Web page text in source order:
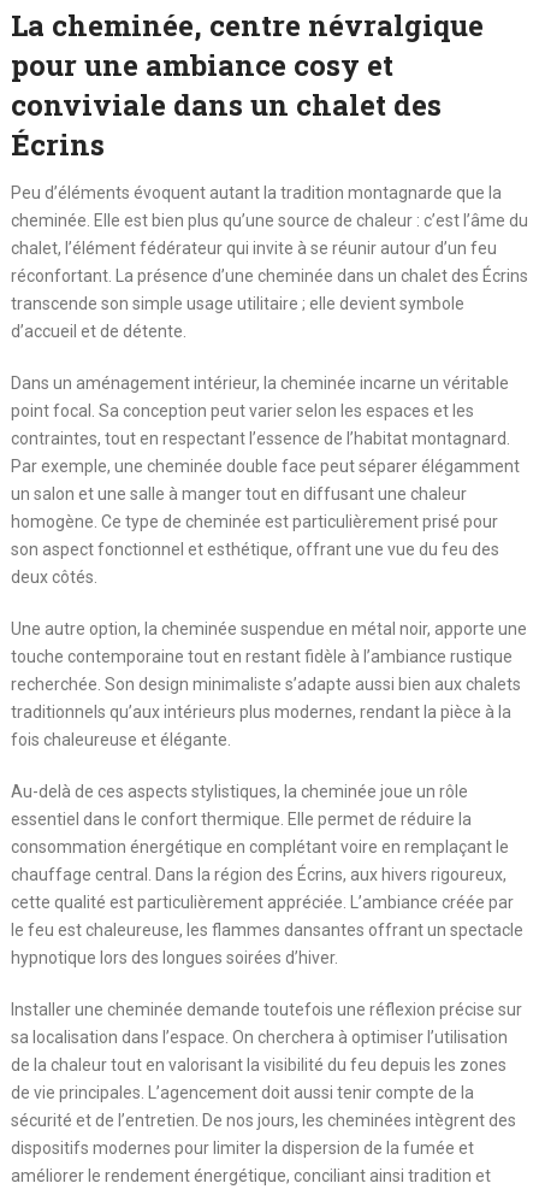
La cheminée, centre névralgique
pour une ambiance cosy et
conviviale dans un chalet des
Écrins
Peu d’éléments évoquent autant la tradition montagnarde que la
cheminée. Elle est bien plus qu’une source de chaleur : c’est l’âme du
chalet, l’élément fédérateur qui invite à se réunir autour d’un feu
réconfortant. La présence d’une cheminée dans un chalet des Écrins
transcende son simple usage utilitaire ; elle devient symbole
d’accueil et de détente.
Dans un aménagement intérieur, la cheminée incarne un véritable
point focal. Sa conception peut varier selon les espaces et les
contraintes, tout en respectant l’essence de l’habitat montagnard.
Par exemple, une cheminée double face peut séparer élégamment
un salon et une salle à manger tout en diffusant une chaleur
homogène. Ce type de cheminée est particulièrement prisé pour
son aspect fonctionnel et esthétique, offrant une vue du feu des
deux côtés.
Une autre option, la cheminée suspendue en métal noir, apporte une
touche contemporaine tout en restant fidèle à l’ambiance rustique
recherchée. Son design minimaliste s’adapte aussi bien aux chalets
traditionnels qu’aux intérieurs plus modernes, rendant la pièce à la
fois chaleureuse et élégante.
Au-delà de ces aspects stylistiques, la cheminée joue un rôle
essentiel dans le confort thermique. Elle permet de réduire la
consommation énergétique en complétant voire en remplaçant le
chauffage central. Dans la région des Écrins, aux hivers rigoureux,
cette qualité est particulièrement appréciée. L’ambiance créée par
le feu est chaleureuse, les flammes dansantes offrant un spectacle
hypnotique lors des longues soirées d’hiver.
Installer une cheminée demande toutefois une réflexion précise sur
sa localisation dans l’espace. On cherchera à optimiser l’utilisation
de la chaleur tout en valorisant la visibilité du feu depuis les zones
de vie principales. L’agencement doit aussi tenir compte de la
sécurité et de l’entretien. De nos jours, les cheminées intègrent des
dispositifs modernes pour limiter la dispersion de la fumée et
améliorer le rendement énergétique, conciliant ainsi tradition et